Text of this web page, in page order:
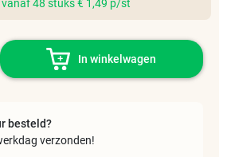
vanaf 48 stuks € 1,49 p/st
In winkelwagen
besteld?
verzonden!